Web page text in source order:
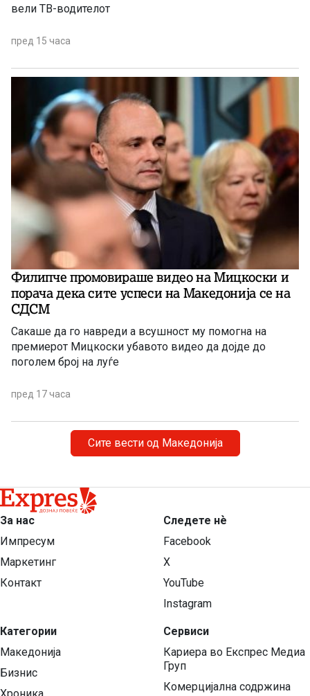
вели ТВ-водителот
пред 15 часа
Филипче промовираше видео на Мицкоски и
порача дека сите успеси на Македонија се на
СДСМ
Сакаше да го навреди а всушност му помогна на
премиерот Мицкоски убавото видео да дојде до
поголем број на луѓе
пред 17 часа
Сите вести од Македонија
За нас
Импресум
Маркетинг
Контакт
Категории
Македонија
Бизнис
Следете нѐ
Facebook
X
YouTube
Instagram
Сервиси
Кариера во Експрес Медиа
Груп
Комерцијална содржина